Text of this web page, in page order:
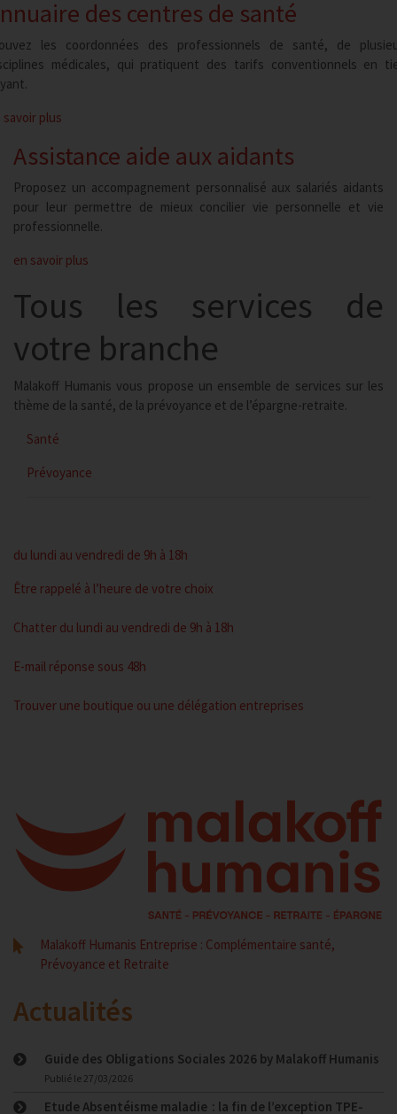
des centres de santé
les coordonnées des professionnels de santé, de
médicales, qui pratiquent des tarifs conventionnels en
savoir plus
Assistance aide auxaidants
Proposez un accompagnement personnalisé aux salariés aidants
pour leur permettre de mieux concilier vie personnelle et vie
professionnelle.
en savoir plus
Tous les services de
votre branche
Malakoff Humanis vous propose un ensemble de services sur les
thème de la santé, de la prévoyance et de l’épargne-retraite.
Santé
Prévoyance
du lundi au vendredi de 9h à 18h
Être rappelé à l’heure de votre choix
Chatter du lundi au vendredi de 9h à 18h
E-mail réponse sous 48h
Trouver une boutique ou une délégation entreprises
Malakoff Humanis Entreprise : Complémentaire santé,
Prévoyance et Retraite
Actualités
Guide des Obligations Sociales 2026 by Malakoff Humanis
Publié le 27/03/2026
Etude Absentéisme maladie : la fin de l’exception TPE-